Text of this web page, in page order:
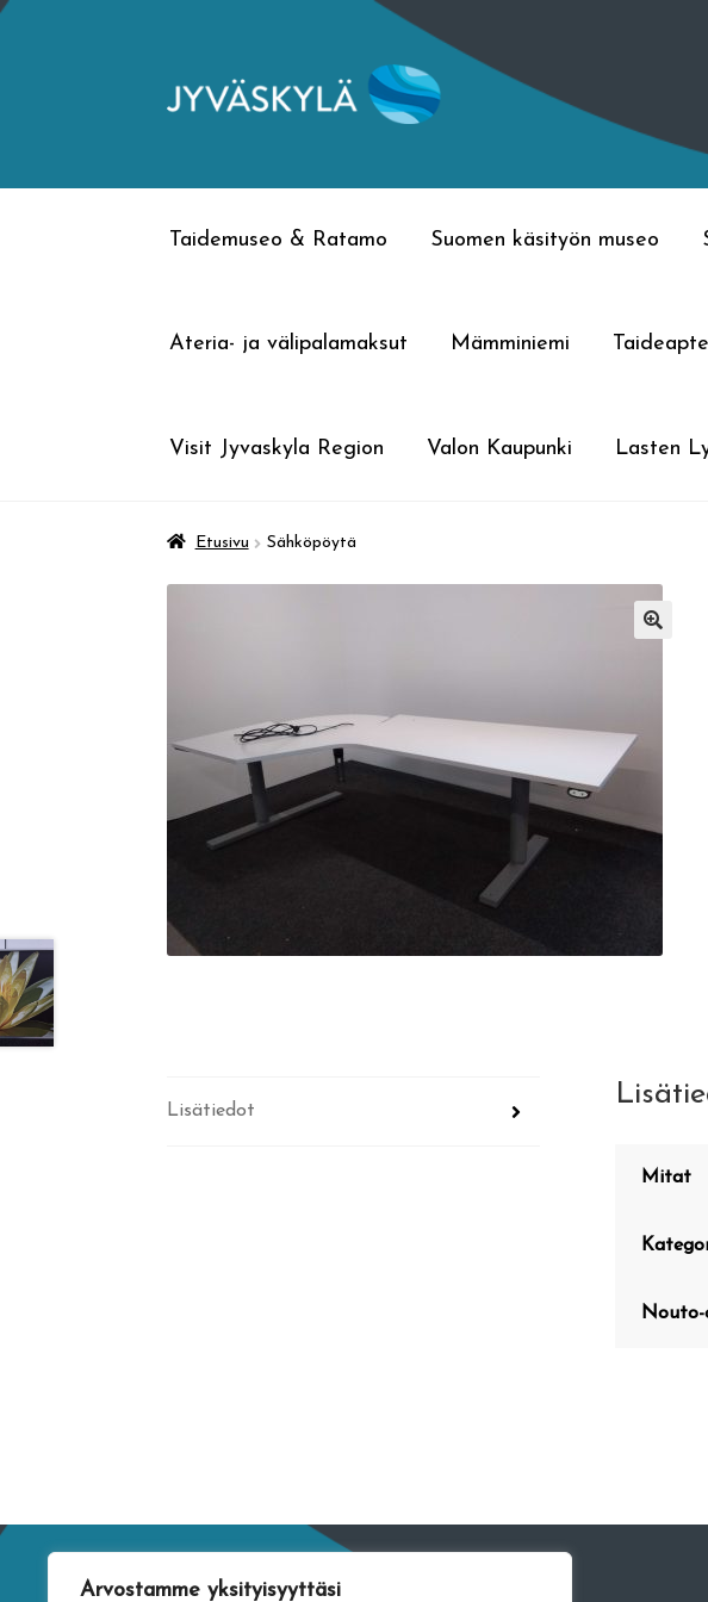
Arvostamme yksityisyyttäsi
Siirry
Siirry
Taidemuseo & Ratamo Suomen käsityön museo
Ateria- ja välipalamaksut Mämminiemi
Visit Jyvaskyla Region Valon Kaupunki Lasten
Etusivu Sähköpöytä
Lisätiedot
Mitat